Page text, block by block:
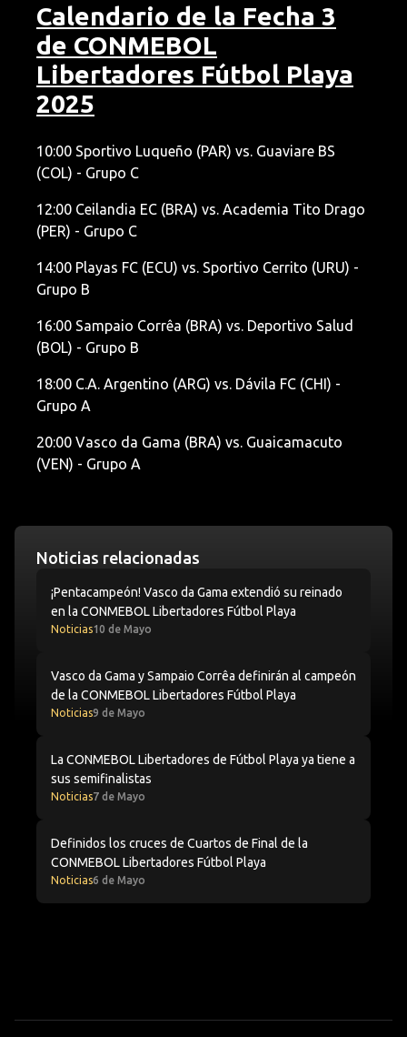
Calendario de la Fecha 3
de CONMEBOL
Libertadores Fútbol Playa
2025
10:00 Sportivo Luqueño (PAR) vs. Guaviare BS
(COL) - Grupo C
12:00 Ceilandia EC (BRA) vs. Academia Tito Drago
(PER) - Grupo C
14:00 Playas FC (ECU) vs. Sportivo Cerrito (URU) -
Grupo B
16:00 Sampaio Corrêa (BRA) vs. Deportivo Salud
(BOL) - Grupo B
18:00 C.A. Argentino (ARG) vs. Dávila FC (CHI) -
Grupo A
20:00 Vasco da Gama (BRA) vs. Guaicamacuto
(VEN) - Grupo A
Noticias relacionadas
¡Pentacampeón! Vasco da Gama extendió su reinado
en la CONMEBOL Libertadores Fútbol Playa
Noticias10 de Mayo
Vasco da Gama y Sampaio Corrêa definirán al campeón
de la CONMEBOL Libertadores Fútbol Playa
Noticias9 de Mayo
La CONMEBOL Libertadores de Fútbol Playa ya tiene a
sus semifinalistas
Noticias7 de Mayo
Definidos los cruces de Cuartos de Final de la
CONMEBOL Libertadores Fútbol Playa
Noticias6 de Mayo